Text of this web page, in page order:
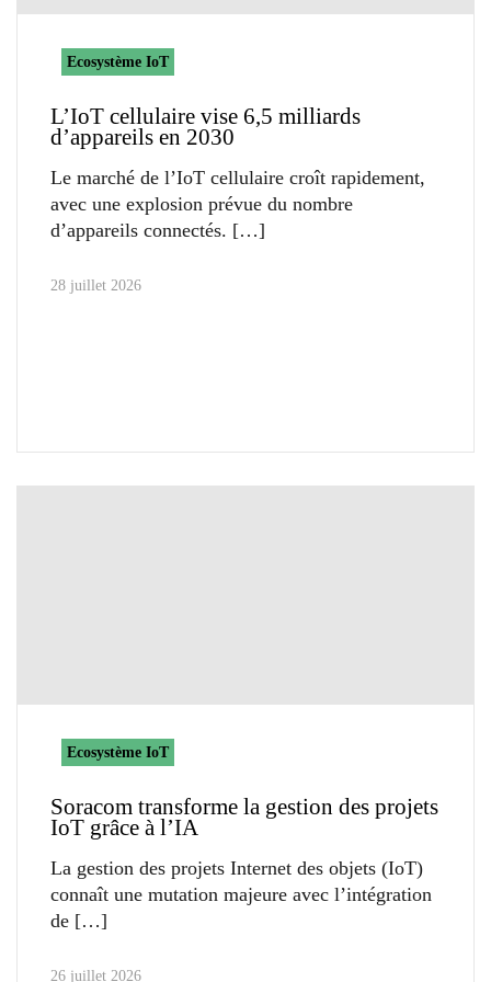
Ecosystème IoT
L’IoT cellulaire vise 6,5 milliards
d’appareils en 2030
Le marché de l’IoT cellulaire croît rapidement,
avec une explosion prévue du nombre
d’appareils connectés.
28 juillet 2026
Ecosystème IoT
Soracom transforme la gestion des projets
IoT grâce à l’IA
La gestion des projets Internet des objets (IoT)
connaît une mutation majeure avec l’intégration
de
26 juillet 2026